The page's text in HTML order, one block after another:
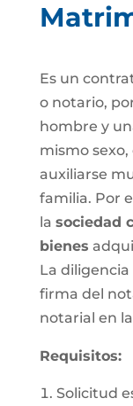
Es un
o notario,
hombre y
mismo
auxiliarse
familia. Por
la sociedad
bienes
La
firma del
notarial en la
Requisitos:
Solicitud